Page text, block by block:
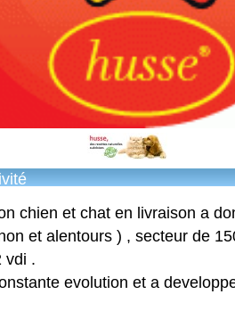
chien et chat en livraison a
et alentours ) , secteur de
vdi .
evolution et a